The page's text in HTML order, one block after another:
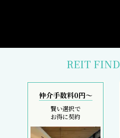
REIT FIND
仲介手数料0円～
賢い選択で
お得に契約